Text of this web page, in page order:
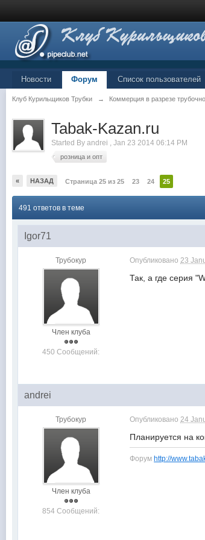
Новости Форум Список пользователей
Клуб Курильщиков Трубки → Коммерция в разрезе
Tabak-Kazan.ru
Started Byandrei ,Jan 23 2014 06:14 PM
розница и опт
« НАЗАД Страница 25 из 25 23 24 25
491 ответов в теме
Igor71
Трубокур
Член клуба
450 Сообщений:
Опубликовано23
Так, а где серия
andrei
Трубокур
Член клуба
854 Сообщений:
Опубликовано24
Планируется на
Форумhttp://